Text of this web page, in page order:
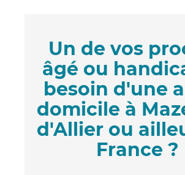
Un de vos
âgé ou
besoin d'une
domicile à
d'Allier ou
France ?